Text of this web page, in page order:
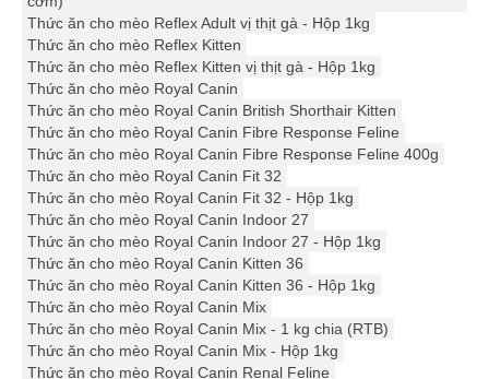
Thức ăn cho mèo Reflex Adult vị thịt gà - Hộp 1kg
Thức ăn cho mèo Reflex Kitten
Thức ăn cho mèo Reflex Kitten vị thịt gà - Hộp 1kg
Thức ăn cho mèo Royal Canin
Thức ăn cho mèo Royal Canin British Shorthair Kitten
Thức ăn cho mèo Royal Canin Fibre Response Feline
Thức ăn cho mèo Royal Canin Fibre Response Feline 400g
Thức ăn cho mèo Royal Canin Fit 32
Thức ăn cho mèo Royal Canin Fit 32 - Hộp 1kg
Thức ăn cho mèo Royal Canin Indoor 27
Thức ăn cho mèo Royal Canin Indoor 27 - Hộp 1kg
Thức ăn cho mèo Royal Canin Kitten 36
Thức ăn cho mèo Royal Canin Kitten 36 - Hộp 1kg
Thức ăn cho mèo Royal Canin Mix
Thức ăn cho mèo Royal Canin Mix - 1 kg chia (RTB)
Thức ăn cho mèo Royal Canin Mix - Hộp 1kg
Thức ăn cho mèo Royal Canin Renal Feline